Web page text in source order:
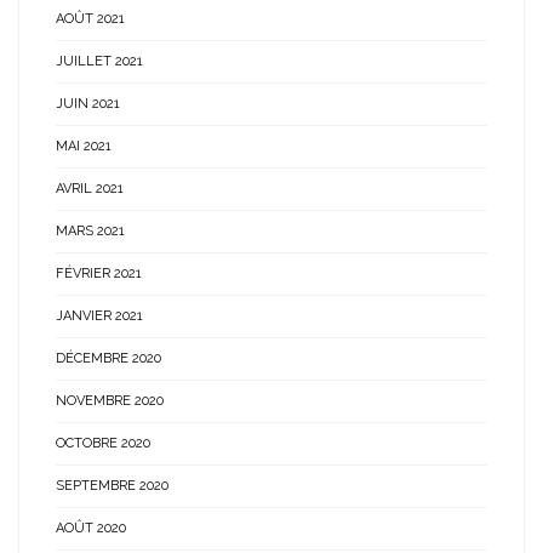
AOÛT 2021
JUILLET 2021
JUIN 2021
MAI 2021
AVRIL 2021
MARS 2021
FÉVRIER 2021
JANVIER 2021
DÉCEMBRE 2020
NOVEMBRE 2020
OCTOBRE 2020
SEPTEMBRE 2020
AOÛT 2020